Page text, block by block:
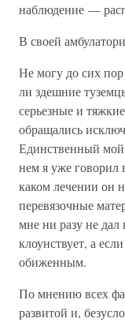
наблюдение —
В своей
Не могу до сих пор
ли здешние
серьезные и
обращались
Единственный
нем я уже
каком лечении он
перевязочные
мне ни разу не дал
клоунствует, а
обиженным.
По мнению всех
развитой и,